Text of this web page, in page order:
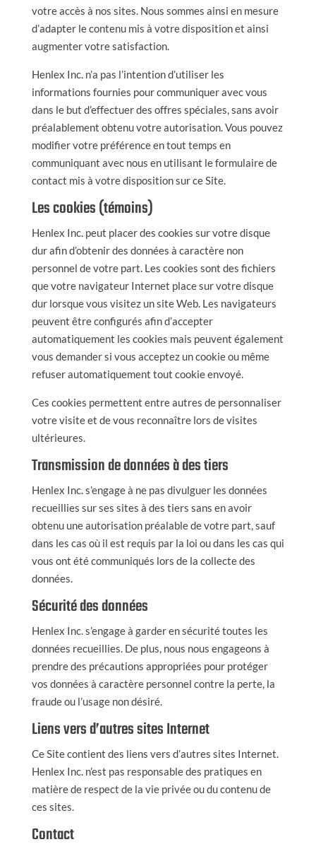
votre accès à nos sites. Nous sommes ainsi en mesure
d’adapter le contenu mis à votre disposition et ainsi
augmenter votre satisfaction.
Henlex Inc. n’a pas l’intention d’utiliser les
informations fournies pour communiquer avec vous
dans le but d’effectuer des offres spéciales, sans avoir
préalablement obtenu votre autorisation. Vous pouvez
modifier votre préférence en tout temps en
communiquant avec nous en utilisant le formulaire de
contact mis à votre disposition sur ce Site.
Les cookies (témoins)
Henlex Inc. peut placer des cookies sur votre disque
dur afin d’obtenir des données à caractère non
personnel de votre part. Les cookies sont des fichiers
que votre navigateur Internet place sur votre disque
dur lorsque vous visitez un site Web. Les navigateurs
peuvent être configurés afin d’accepter
automatiquement les cookies mais peuvent également
vous demander si vous acceptez un cookie ou même
refuser automatiquement tout cookie envoyé.
Ces cookies permettent entre autres de personnaliser
votre visite et de vous reconnaître lors de visites
ultérieures.
Transmission de données à des tiers
Henlex Inc. s’engage à ne pas divulguer les données
recueillies sur ses sites à des tiers sans en avoir
obtenu une autorisation préalable de votre part, sauf
dans les cas où il est requis par la loi ou dans les cas qui
vous ont été communiqués lors de la collecte des
données.
Sécurité des données
Henlex Inc. s’engage à garder en sécurité toutes les
données recueillies. De plus, nous nous engageons à
prendre des précautions appropriées pour protéger
vos données à caractère personnel contre la perte, la
fraude ou l’usage non désiré.
Liens vers d’autres sites Internet
Ce Site contient des liens vers d’autres sites Internet.
Henlex Inc. n’est pas responsable des pratiques en
matière de respect de la vie privée ou du contenu de
ces sites.
Contact